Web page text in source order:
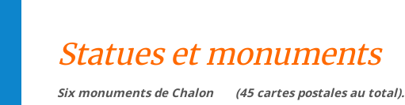
Statues et monuments
Six monuments de Chalon (45 cartes postales au total).